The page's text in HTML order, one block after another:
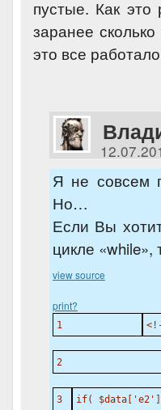
пустые. Как это
заранее
это все
Я не совсем
Но…
Если Вы
цикле «while»,
view source
print?
1
2
3 if( $data [ 'e2'